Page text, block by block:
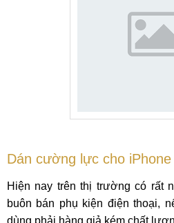
Dán cường lực cho
Hiện nay trên thị trường có rất
buôn bán phụ kiện điện thoại,
dùng phải hàng giả kém chất